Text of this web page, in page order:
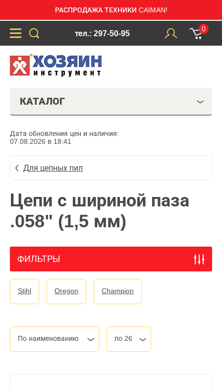
РАСПРОДАЖА ТЕХНИКИ CAIMAN!
тел.: 297-50-95
0
КАТАЛОГ
Дата обновления цен и наличия:
07.08.2026 в 18:41
Для цепных пил
Цепи с шириной паза
.058" (1,5 мм)
ФИЛЬТРЫ
Stihl Oregon Champion
По наименованию по 26